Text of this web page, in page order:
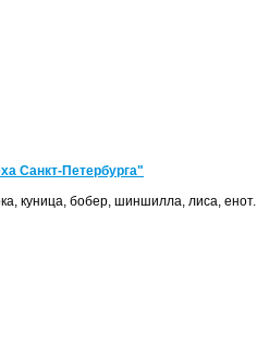
Санкт-Петербурга"
куница, бобер, шиншилла, лиса, енот.